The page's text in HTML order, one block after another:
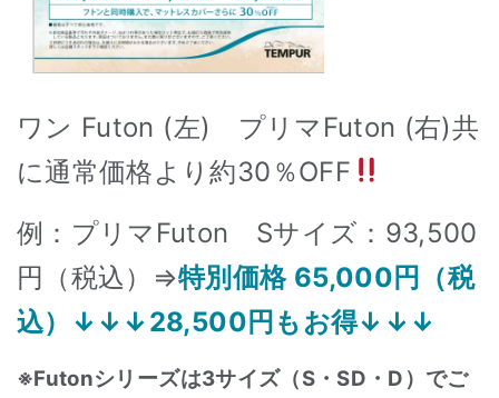
ワン Futon (左) プリマFuton (右)共
に通常価格より約30％OFF
例：プリマFuton Sサイズ：93,500
円（税込）⇒特別価格 65,000円（税
込）↓↓↓28,500円もお得↓↓↓
※Futonシリーズは3サイズ（S・SD・D）でご